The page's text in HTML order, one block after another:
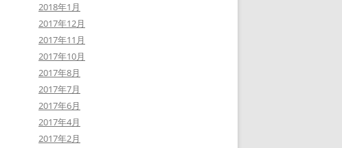
2018年1月
2017年12月
2017年11月
2017年10月
2017年8月
2017年7月
2017年6月
2017年4月
2017年2月